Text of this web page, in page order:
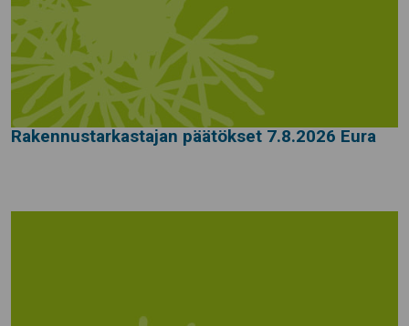
Rakennustarkastajan päätökset 7.8.2026 Eura